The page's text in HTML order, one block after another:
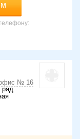
офис № 16
ряд